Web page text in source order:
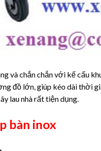
và chắn chắn với kế cấu
đồ lớn, giúp kéo dài thời
lau nhà rất tiện dụng.
bàn inox